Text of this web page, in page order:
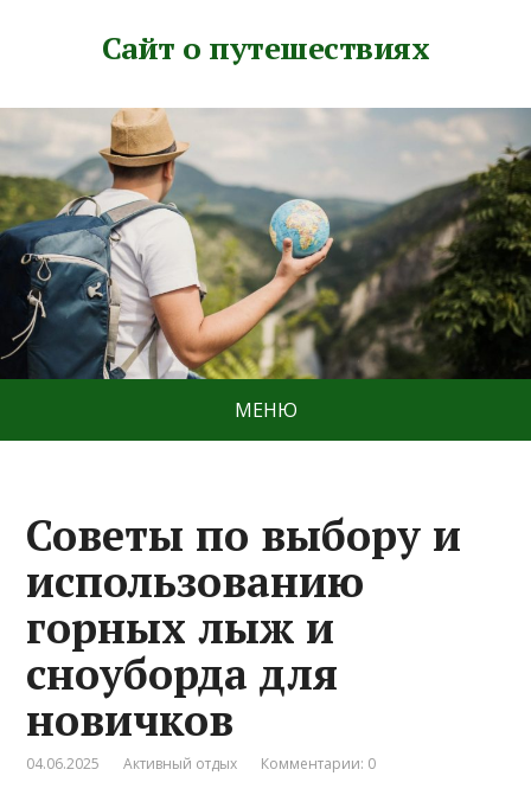
Сайт о путешествиях
МЕНЮ
Советы по выбору и
использованию
горных лыж и
сноуборда для
новичков
04.06.2025 Активный отдых Комментарии: 0